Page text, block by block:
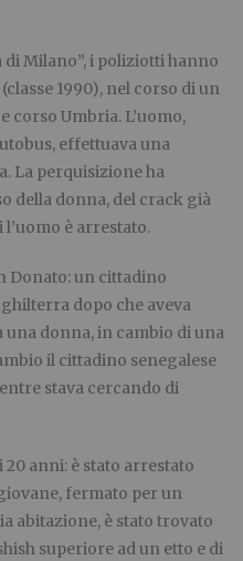
Milano”, i poliziotti hanno
1990), nel corso di un
corso Umbria. L’uomo,
effettuava una
La perquisizione ha
della donna, del crack già
è arrestato.
Donato: un cittadino
dopo che aveva
una donna, in cambio di una
il cittadino senegalese
stava cercando di
anni: è stato arrestato
fermato per un
abitazione, è stato trovato
superiore ad un etto e di